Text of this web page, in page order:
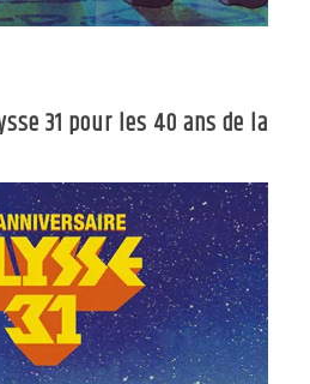
31 pour les 40 ans de la